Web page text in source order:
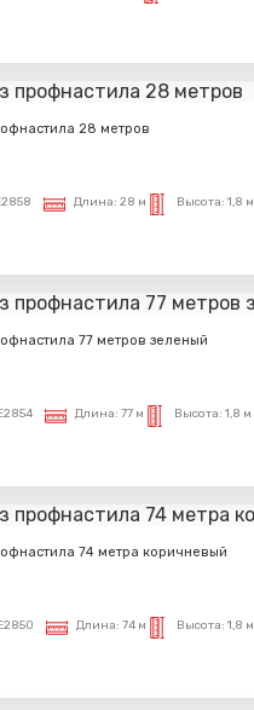
28 метров
Длина: 28 м Высота: 1,8 м
77 метров зеленый
Длина: 77 м Высота: 1,8 м
74 метра коричневый
Длина: 74 м Высота: 1,8 м